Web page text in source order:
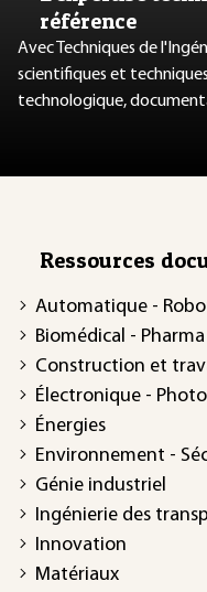
référence
Avec Techniques de
scientifiques et
technologique,
Ressources
Automatique -
Biomédical - Pharma
Construction et
Électronique -
Énergies
Environnement -
Génie industriel
Ingénierie des
Innovation
Matériaux